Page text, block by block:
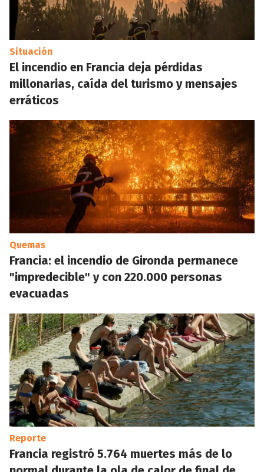
Situación
El incendio en Francia deja pérdidas
millonarias, caída del turismo y mensajes
erráticos
Quemas
Francia: el incendio de Gironda permanece
"impredecible" y con 220.000 personas
evacuadas
Reporte
Francia registró 5.764 muertes más de lo